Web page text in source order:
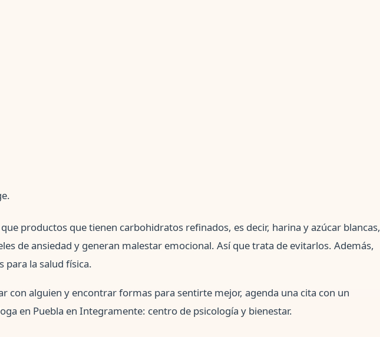
productos que tienen carbohidratos refinados, es decir, harina y azúcar blancas,
de ansiedad y generan malestar emocional. Así que trata de evitarlos. Además,
para la salud física.
con alguien y encontrar formas para sentirte mejor, agenda una cita con un
en Puebla en Integramente: centro de psicología y bienestar.